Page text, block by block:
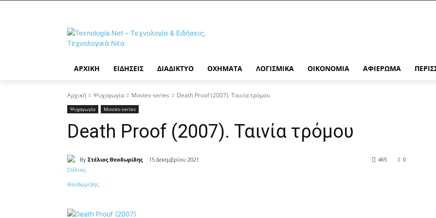
ΑΡΧΙΚΉ ΕΙΔΉΣΕΙΣ ΔΙΑΔΊΚΤΥΟ ΟΧΉΜΑΤΑ ΛΟΓΙΣΜΙΚΆ ΟΙΚΟΝΟΜΊΑ ΑΦΙΈΡΩΜΑ
Αρχική Ψυχαγωγία Movies-series Death Proof (2007). Ταινία τρόμου
Ψυχαγωγία Movies-series
Death Proof (2007). Ταινία τρόμου
By Στέλιος Θεοδωρίδης 15 Δεκεμβρίου 2021 0
465
Κοινοποίηση